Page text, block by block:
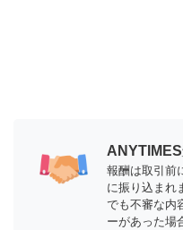
報酬は取引前
に振り込まれ
でも不審な内
ーがあった場